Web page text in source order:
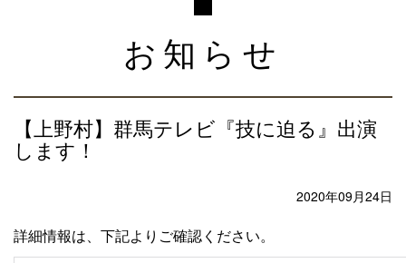
お知らせ
【上野村】群馬テレビ『技に迫る』出演
します！
2020年09月24日
詳細情報は、下記よりご確認ください。